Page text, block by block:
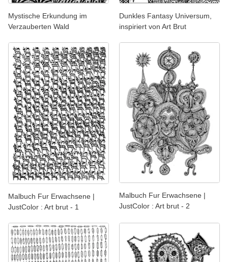
Mystische Erkundung im
Verzauberten Wald
Dunkles Fantasy Universum,
inspiriert von Art Brut
Malbuch Fur Erwachsene |
JustColor : Art brut - 1
Malbuch Fur Erwachsene |
JustColor : Art brut - 2